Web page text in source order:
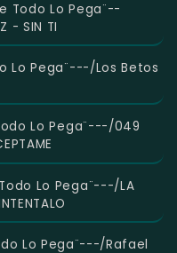
Todo Lo Pega¨--
- SIN TI
Lo Pega¨---/Los Betos
Lo Pega¨---/049
Lo Pega¨---/LA
Lo Pega¨---/Rafael